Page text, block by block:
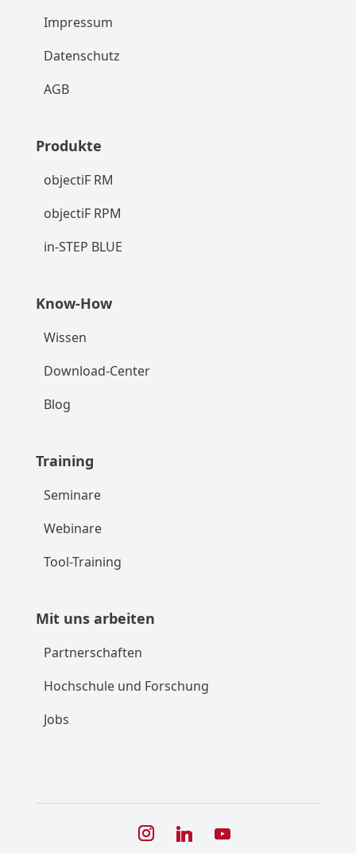
Impressum
Datenschutz
AGB
Produkte
objectiF RM
objectiF RPM
in-STEP BLUE
Know-How
Wissen
Download-Center
Blog
Training
Seminare
Webinare
Tool-Training
Mit uns arbeiten
Partnerschaften
Hochschule und Forschung
Jobs